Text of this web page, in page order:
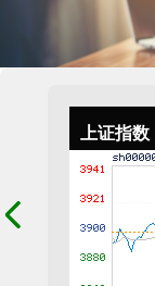
上证指数